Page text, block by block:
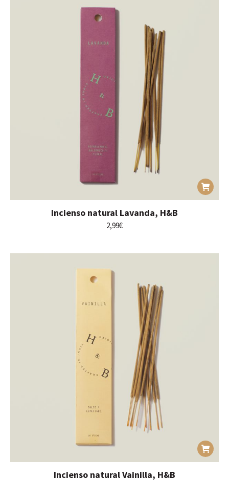
Incienso natural Lavanda, H&B
2,99€
Incienso natural Vainilla, H&B